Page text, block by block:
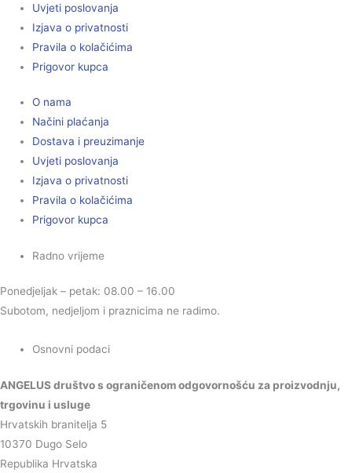
Uvjeti poslovanja
Izjava o privatnosti
Pravila o kolačićima
Prigovor kupca
O nama
Načini plaćanja
Dostava i preuzimanje
Uvjeti poslovanja
Izjava o privatnosti
Pravila o kolačićima
Prigovor kupca
Radno vrijeme
Ponedjeljak – petak: 08.00 – 16.00
Subotom, nedjeljom i praznicima ne radimo.
Osnovni podaci
ANGELUS društvo s ograničenom odgovornošću za proizvodnju,
trgovinu i usluge
Hrvatskih branitelja 5
10370 Dugo Selo
Republika Hrvatska